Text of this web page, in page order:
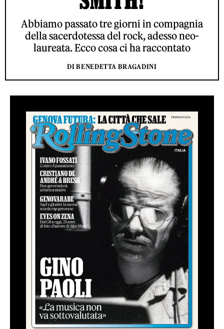
Abbiamo passato tre giorni in compagnia
della sacerdotessa del rock, adesso neo-
laureata. Ecco cosa ci ha raccontato
DI BENEDETTA BRAGADINI